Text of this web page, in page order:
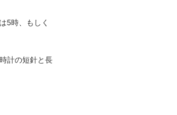
5時、もしく
計の短針と長